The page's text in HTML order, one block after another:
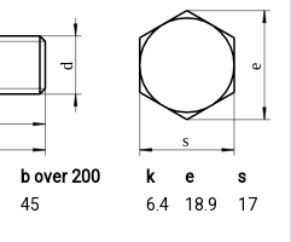
b over 200 k e
s
45 6.4 18.9 17